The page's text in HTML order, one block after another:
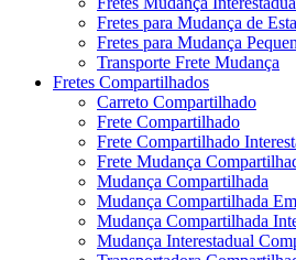
Fretes para Mudança de
Fretes para Mudança
Transporte Frete Mudança
Fretes Compartilhados
Carreto Compartilhado
Frete Compartilhado
Frete Compartilhado
Frete Mudança
Mudança Compartilhada
Mudança Compartilhada
Mudança Compartilhada
Mudança Interestadual